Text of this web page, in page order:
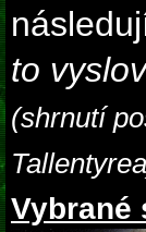
to
(shrnutí
Vybrané